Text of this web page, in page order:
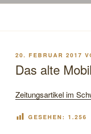
VERÖFFENTLICHT
20. FEBRUAR 2017
Das alte
Zeitungsartikel im
GESEHEN: 1.256